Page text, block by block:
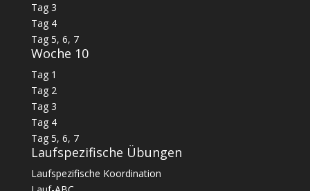
Tag 3
Tag 4
Tag 5, 6, 7
Woche 10
Tag 1
Tag 2
Tag 3
Tag 4
Tag 5, 6, 7
Laufspezifische Übungen
Laufspezifische Koordination